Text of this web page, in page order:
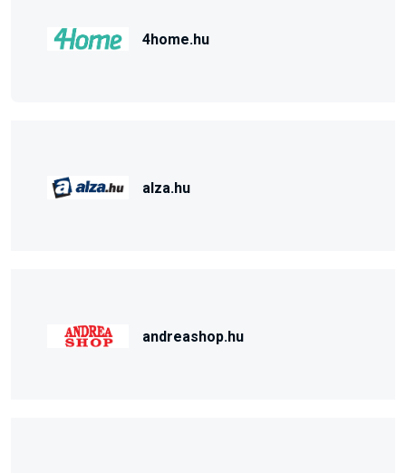
4home.hu
alza.hu
andreashop.hu